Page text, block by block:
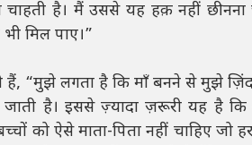
है। मैं उससे यह हक़ नहीं
मिल पाए।”
हैं, “मुझे लगता है कि माँ बनने से मुझे
है। इससे ज़्यादा ज़रूरी यह है
को ऐसे माता-पिता नहीं चाहिए जो